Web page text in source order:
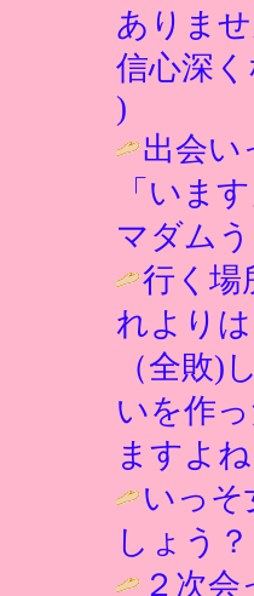
ありま
信心深
)
出会い
「いま
マダム
行く場
れより
（全敗)
いを作
ますよ
いっ
しょう
２次